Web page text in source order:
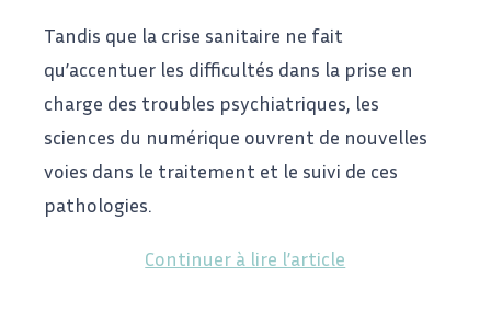
Tandis que la crise sanitaire ne fait
qu’accentuer les difficultés dans la prise en
charge des troubles psychiatriques, les
sciences du numérique ouvrent de nouvelles
voies dans le traitement et le suivi de ces
pathologies.
Continuer à lire l’article